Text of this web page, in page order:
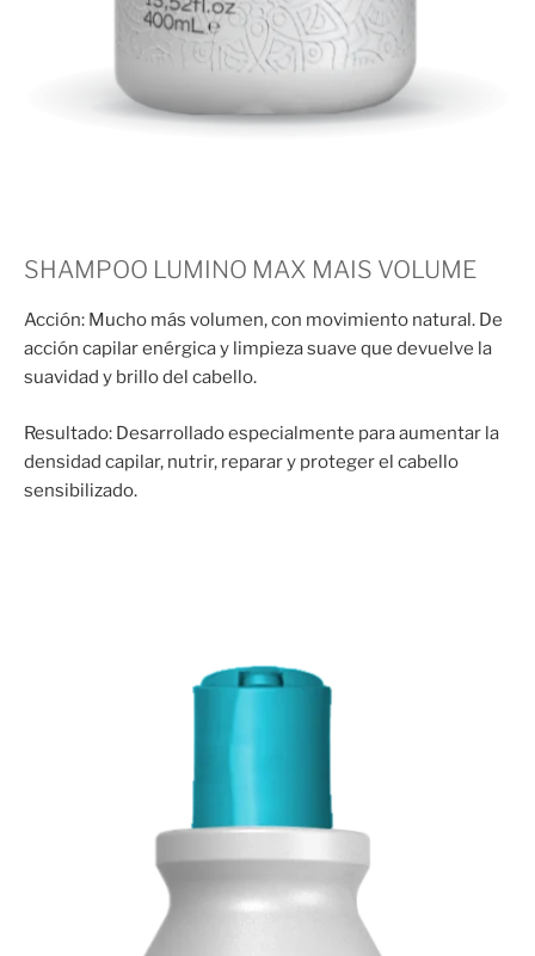
SHAMPOO LUMINO MAX MAIS VOLUME
Acción: Mucho más volumen, con movimiento natural. De
acción capilar enérgica y limpieza suave que devuelve la
suavidad y brillo del cabello.
Resultado: Desarrollado especialmente para aumentar la
densidad capilar, nutrir, reparar y proteger el cabello
sensibilizado.